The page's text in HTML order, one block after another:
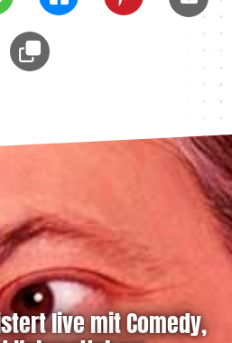
live mit Comedy,